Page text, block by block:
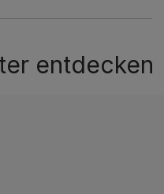
entdecken